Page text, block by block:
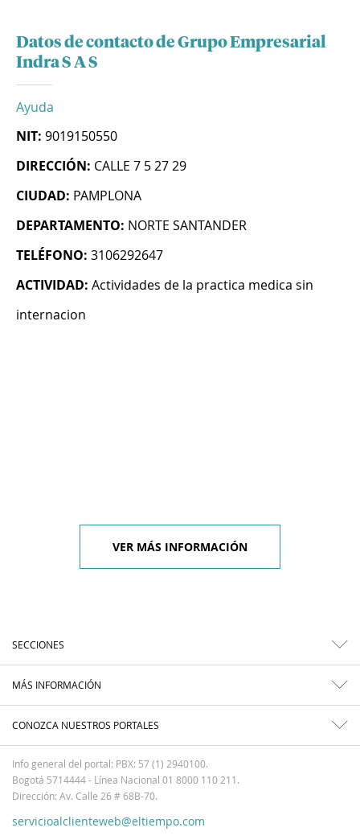
Datos de contacto de Grupo Empresarial
Indra S A S
Ayuda
NIT: 9019150550
DIRECCIÓN: CALLE 7 5 27 29
CIUDAD: PAMPLONA
DEPARTAMENTO: NORTE SANTANDER
TELÉFONO: 3106292647
ACTIVIDAD: Actividades de la practica medica sin
internacion
VER MÁS INFORMACIÓN
SECCIONES
MÁS INFORMACIÓN
CONOZCA NUESTROS PORTALES
Info general del portal: PBX: 57 (1) 2940100.
Bogotá 5714444 - Línea Nacional 01 8000 110 211.
Dirección: Av. Calle 26 # 68B-70.
servicioalclienteweb@eltiempo.com